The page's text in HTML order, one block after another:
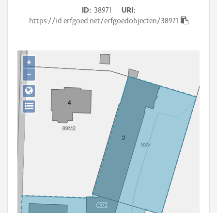
Gebeurtenis
Downloads
Hergebruik
Aanmelden
ID 38971
URI
https://id.erfgoed.net/erfgoedobjecten/38971
+
−